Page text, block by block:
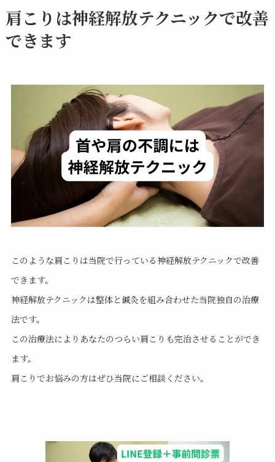
肩こりは神経解放テクニックで改善
できます
このような肩こりは当院で行っている神経解放テクニックで改善
できます。
神経解放テクニックは整体と鍼灸を組み合わせた当院独自の治療
法です。
この治療法によりあなたのつらい肩こりも完治させることができ
ます。
肩こりでお悩みの方はぜひ当院にご相談ください。